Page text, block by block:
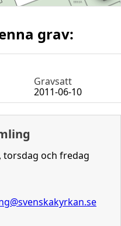
grav:
Gravsatt
2011-06-10
torsdag och fredag